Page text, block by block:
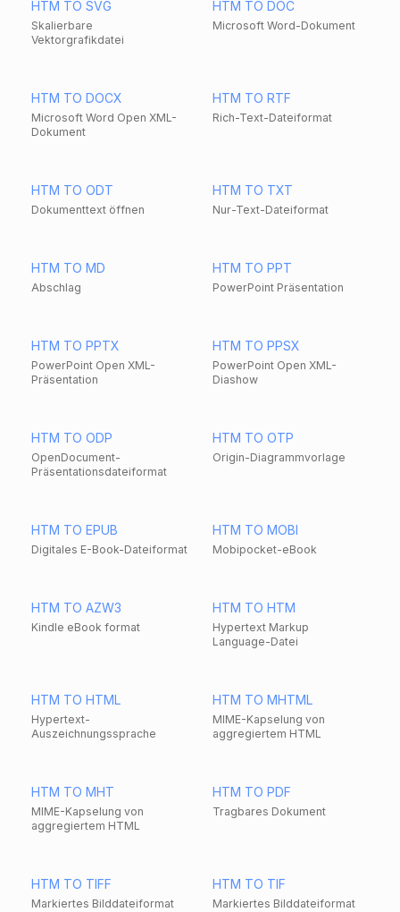
HTM TO SVG
Skalierbare
Vektorgrafikdatei
HTM TO DOC
Microsoft Word-Dokument
HTM TO DOCX
Microsoft Word Open XML-
Dokument
HTM TO RTF
Rich-Text-Dateiformat
HTM TO ODT
Dokumenttext öffnen
HTM TO TXT
Nur-Text-Dateiformat
HTM TO MD
Abschlag
HTM TO PPT
PowerPoint Präsentation
HTM TO PPTX
PowerPoint Open XML-
Präsentation
HTM TO PPSX
PowerPoint Open XML-
Diashow
HTM TO ODP
OpenDocument-
Präsentationsdateiformat
HTM TO OTP
Origin-Diagrammvorlage
HTM TO EPUB
Digitales E-Book-Dateiformat
HTM TO MOBI
Mobipocket-eBook
HTM TO AZW3
Kindle eBook format
HTM TO HTM
Hypertext Markup
Language-Datei
HTM TO HTML
Hypertext-
Auszeichnungssprache
HTM TO MHTML
MIME-Kapselung von
aggregiertem HTML
HTM TO MHT
MIME-Kapselung von
aggregiertem HTML
HTM TO PDF
Tragbares Dokument
HTM TO TIFF
Markiertes Bilddateiformat
HTM TO TIF
Markiertes Bilddateiformat